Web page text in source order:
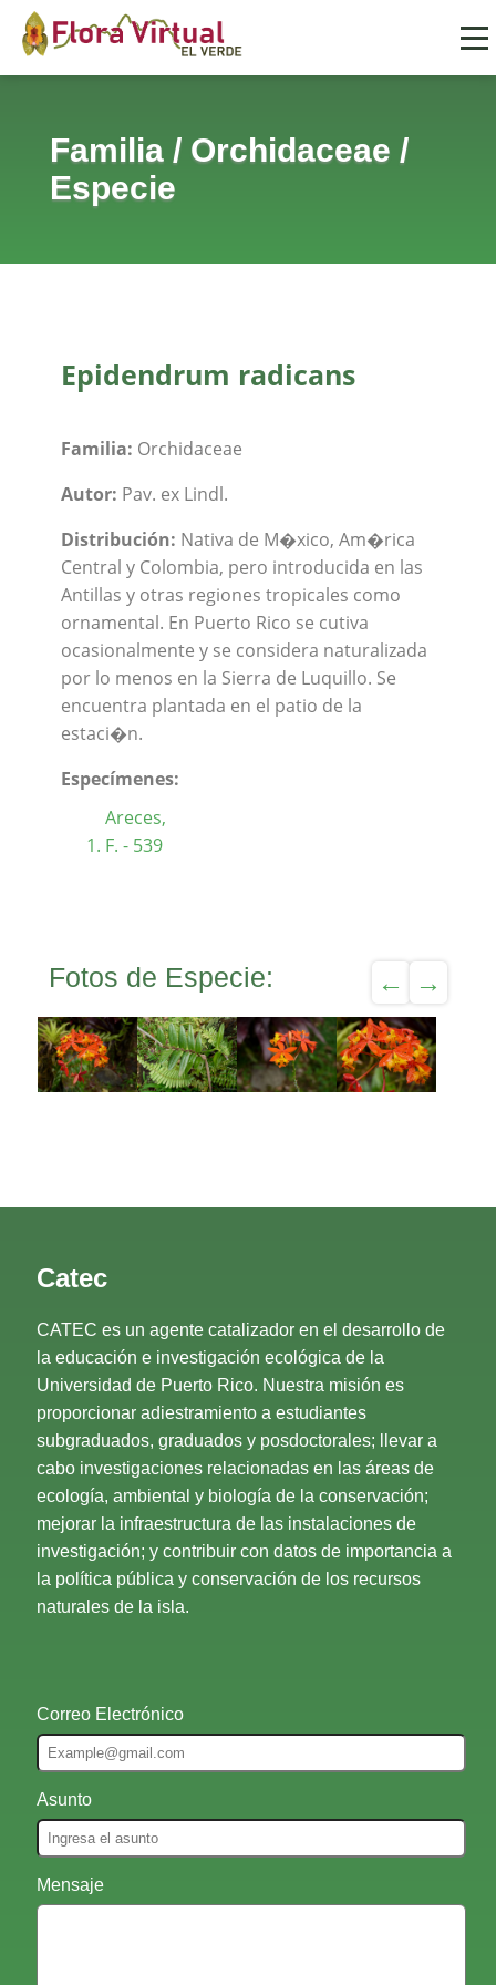
Familia/ Orchidaceae /
Especie
Epidendrum radicans
Familia: Orchidaceae
Autor: Pav. ex Lindl.
Distribución: Nativa de M�xico, Am�rica
Central y Colombia, pero introducida en las
Antillas y otras regiones tropicales como
ornamental. En Puerto Rico se cutiva
ocasionalmente y se considera naturalizada
por lo menos en la Sierra de Luquillo. Se
encuentra plantada en el patio de la
estaci�n.
Especímenes:
Areces,
F. - 539
Fotos de Especie:
Catec
CATEC es un agente catalizador en el desarrollo de
la educación e investigación ecológica de la
Universidad de Puerto Rico. Nuestra misión es
proporcionar adiestramiento a estudiantes
subgraduados, graduados y posdoctorales; llevar a
cabo investigaciones relacionadas en las áreas de
ecología, ambiental y biología de la conservación;
mejorar la infraestructura de las instalaciones de
investigación; y contribuir con datos de importancia a
la política pública y conservación de los recursos
naturales de la isla.
Correo Electrónico
Asunto
Mensaje